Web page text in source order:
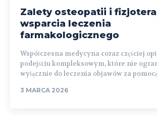
Zalety osteopatii i
wsparcia leczenia
farmakologicznego
Współczesna medycyna coraz częściej
podejściu kompleksowym, które nie
wyłącznie do leczenia objawów za
3 MARCA 2026